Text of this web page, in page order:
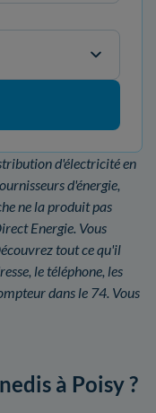
d'électricité en
d'énergie,
ne la produit pas
Energie. Vous
tout ce qu'il
le téléphone, les
dans le 74. Vous
à Poisy ?